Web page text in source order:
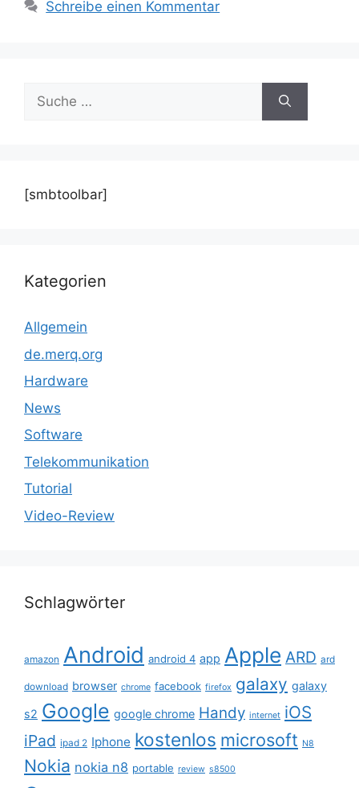
Schreibe einen Kommentar
Suche
nach:
[smbtoolbar]
Kategorien
Allgemein
de.merq.org
Hardware
News
Software
Telekommunikation
Tutorial
Video-Review
Schlagwörter
amazon Android android 4 app Apple ARD ard
download browser chrome facebook firefox galaxy galaxy
s2 Google google chrome Handy internet iOS
iPad ipad 2 Iphone kostenlos microsoft N8
Nokia nokia n8 portable review s8500